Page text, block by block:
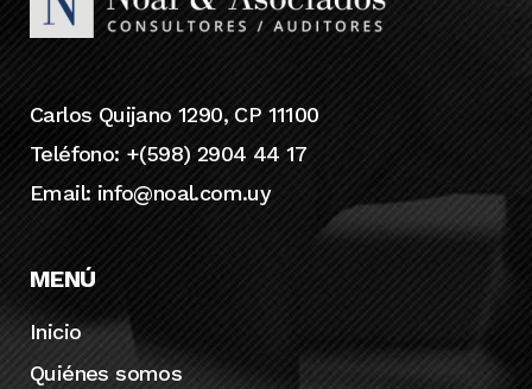
Carlos Quijano 1290, CP 11100
Teléfono: +(598) 2904 44 17
Email: info@noal.com.uy
MENÚ
Inicio
Quiénes somos